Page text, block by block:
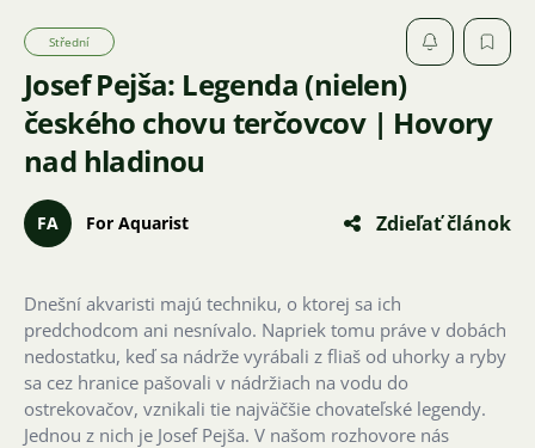
Josef Pejša: Legenda (nielen)
českého chovu terčovcov | Hovory
nad hladinou
Střední
FA For Aquarist Zdieľať článok
Dnešní akvaristi majú techniku, o ktorej sa ich
predchodcom ani nesnívalo. Napriek tomu práve v dobách
nedostatku, keď sa nádrže vyrábali z fliaš od uhorky a ryby
sa cez hranice pašovali v nádržiach na vodu do
ostrekovačov, vznikali tie najväčšie chovateľské legendy.
Jednou z nich je Josef Pejša. V našom rozhovore nás